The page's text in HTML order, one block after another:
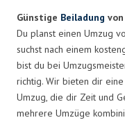
Günstige Beiladung
Du planst einen Umzug
suchst nach einem
bist du bei
richtig. Wir bieten dir
Umzug, die dir Zeit und
mehrere Umzüge